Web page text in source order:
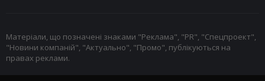
Матеріали, що позначені знаками "Реклама", "PR", "Спецпроект",
"Новини компаній", "Актуально", "Промо", публікуються на
правах реклами.